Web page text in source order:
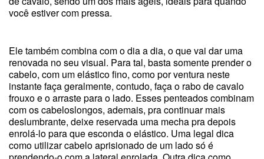
você estiver com pressa.
Ele também combina com o dia a dia, o que vai dar uma
renovada no seu visual. Para tal, basta somente prender o
cabelo, com um elástico fino, como por ventura neste
instante faça geralmente, contudo, faça o rabo de cavalo
frouxo e o arraste para o lado. Esses penteados combinam
com os cabeloslongos, ademais, pra continuar mais
deslumbrante, deixe reservada uma mecha pra depois
enrolá-lo para que esconda o elástico. Uma legal dica
como utilizar cabelo aprisionado de um lado só é